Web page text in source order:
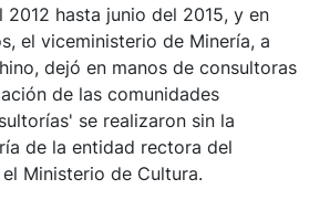
hasta junio del 2015, y en
el viceministerio de Minería, a
dejó en manos de consultoras
de las comunidades
se realizaron sin la
de la entidad rectora del
Ministerio de Cultura.